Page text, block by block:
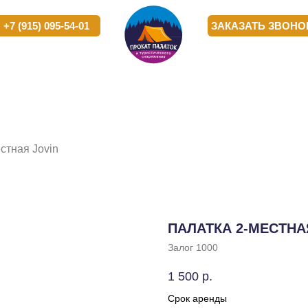
КОРПОРАТИВНЫМ
КЛИЕНТАМ
095-54-01 ЗАКАЗАТЬ ЗВОНОК
КОРПОРАТИВНЫМ
КЛИЕНТАМ
095-54-01 ЗАКАЗАТЬ ЗВОНОК
Jovin
ПАЛАТКА 2-
Залог 1000
1 500 р.
Срок аренды